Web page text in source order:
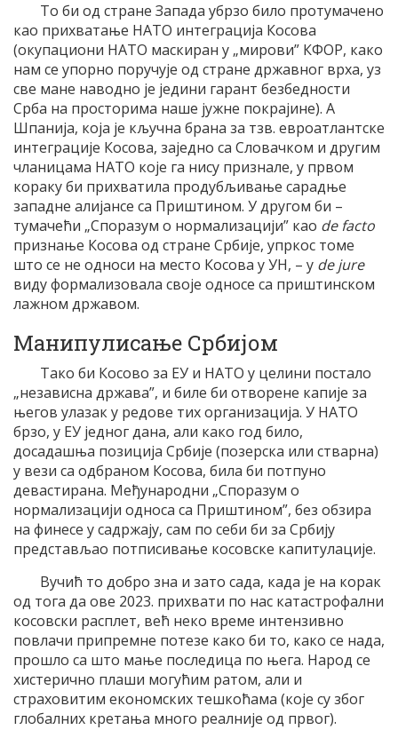
То би од стране Запада убрзо било протумачено
као прихватање НАТО интеграција Косова
(окупациони НАТО маскиран у „мирови” КФОР, како
нам се упорно поручује од стране државног врха, уз
све мане наводно је једини гарант безбедности
Срба на просторима наше јужне покрајине). А
Шпанија, која је кључна брана за тзв. евроатлантске
интеграције Косова, заједно са Словачком и другим
чланицама НАТО које га нису признале, у првом
кораку би прихватила продубљивање сарадње
западне алијансе са Приштином. У другом би –
тумачећи „Споразум о нормализацији” као de facto
признање Косова од стране Србије, упркос томе
што се не односи на место Косова у УН, – у de jure
виду формализовала своје односе са приштинском
лажном државом.
Манипулисање Србијом
Тако би Косово за ЕУ и НАТО у целини постало
„независна држава”, и биле би отворене капије за
његов улазак у редове тих организација. У НАТО
брзо, у ЕУ једног дана, али како год било,
досадашња позиција Србије (позерска или стварна)
у вези са одбраном Косова, била би потпуно
девастирана. Међународни „Споразум о
нормализацији односа са Приштином”, без обзира
на финесе у садржају, сам по себи би за Србију
представљао потписивање косовске капитулације.
Вучић то добро зна и зато сада, када је на корак
од тога да ове 2023. прихвати по нас катастрофални
косовски расплет, већ неко време интензивно
повлачи припремне потезе како би то, како се нада,
прошло са што мање последица по њега. Народ се
хистерично плаши могућим ратом, али и
страховитим економских тешкоћама (које су због
глобалних кретања много реалније од првог).